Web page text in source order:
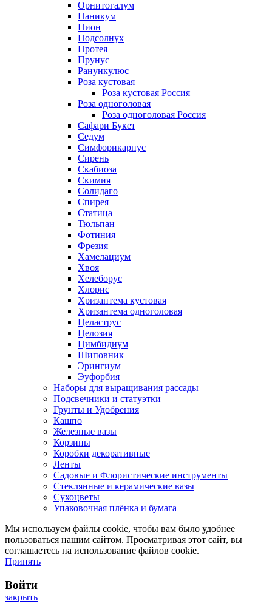
Орнитогалум
Паникум
Пион
Подсолнух
Протея
Прунус
Ранункулюс
Роза кустовая
Роза кустовая Россия
Роза одноголовая
Роза одноголовая Россия
Сафари Букет
Седум
Симфорикарпус
Сирень
Скабиоза
Скимия
Солидаго
Спирея
Статица
Тюльпан
Фотиния
Фрезия
Хамелациум
Хвоя
Хелеборус
Хлорис
Хризантема кустовая
Хризантема одноголовая
Целаструс
Целозия
Цимбидиум
Шиповник
Эрингиум
Эуфорбия
Наборы для выращивания рассады
Подсвечники и статуэтки
Грунты и Удобрения
Кашпо
Железные вазы
Корзины
Коробки декоративные
Ленты
Садовые и Флористические инструменты
Стеклянные и керамические вазы
Сухоцветы
Упаковочная плёнка и бумага
Мы используем файлы cookie, чтобы вам было удобнее
пользоваться нашим сайтом. Просматривая этот сайт, вы
соглашаетесь на использование файлов cookie.
Принять
Войти
закрыть